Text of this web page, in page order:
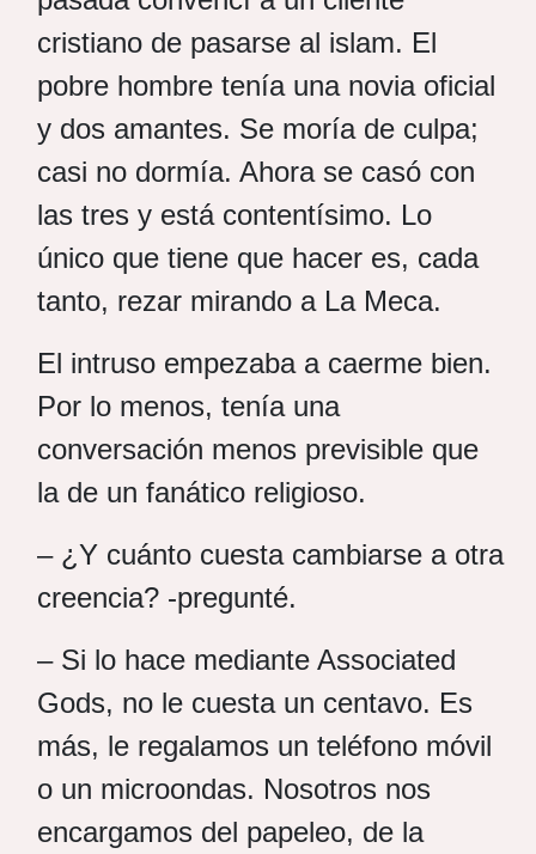
cristiano de pasarse al islam. El
pobre hombre tenía una novia oficial
y dos amantes. Se moría de culpa;
casi no dormía. Ahora se casó con
las tres y está contentísimo. Lo
único que tiene que hacer es, cada
tanto, rezar mirando a La Meca.
El intruso empezaba a caerme bien.
Por lo menos, tenía una
conversación menos previsible que
la de un fanático religioso.
– ¿Y cuánto cuesta cambiarse a otra
creencia? -pregunté.
– Si lo hace mediante Associated
Gods, no le cuesta un centavo. Es
más, le regalamos un teléfono móvil
o un microondas. Nosotros nos
encargamos del papeleo, de la